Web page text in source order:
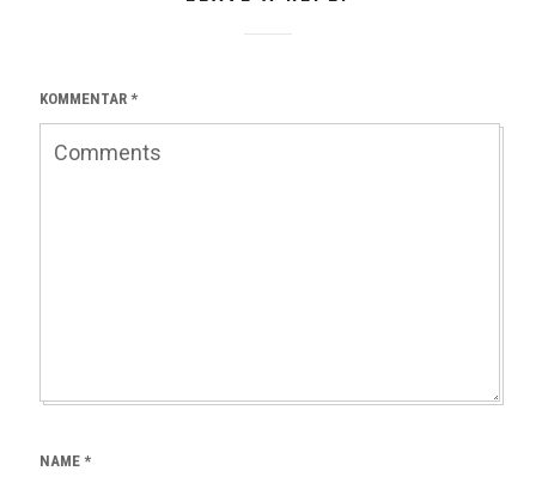
KOMMENTAR *
NAME *